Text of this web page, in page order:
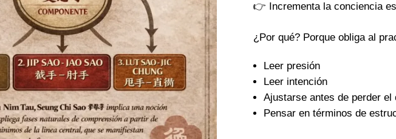
👉 Incrementa la conciencia
¿Por qué? Porque obliga al
Leer presión
Leer intención
Ajustarse antes de perder el
Pensar en términos de